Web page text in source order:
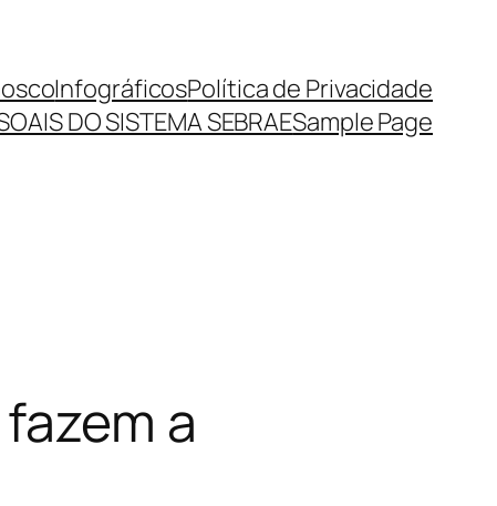
InfográficosPolítica de Privacidade
DO SISTEMA SEBRAESample Page
a